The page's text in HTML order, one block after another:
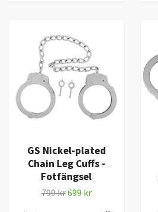
GS Nickel-plated
Chain Leg Cuffs -
Fotfängsel
799 kr699 kr